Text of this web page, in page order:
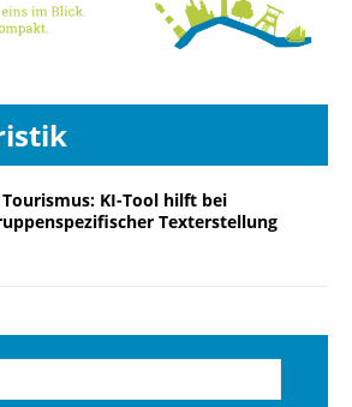
Tourismus: KI-Tool hilft bei
Texterstellung